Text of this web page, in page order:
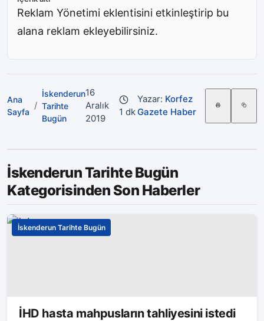
Reklam Yönetimi eklentisini etkinleştirip bu
alana reklam ekleyebilirsiniz.
Ana
Sayfa
/
İskenderun
Tarihte
Bugün
16
Aralık
2019
1 dk
Yazar: Korfez
Gazete Haber
İskenderun Tarihte Bugün
Kategorisinden Son Haberler
İskenderun Tarihte Bugün
İHD hasta mahpusların tahliyesini istedi